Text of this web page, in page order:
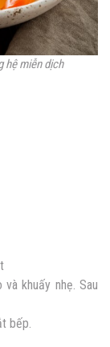
hệ miễn dịch
khuấy nhẹ. Sau
bếp.